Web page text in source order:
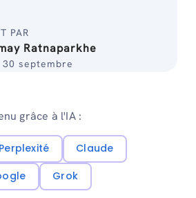
PAR
Ratnaparkhe
30 septembre
grâce à l'IA :
Perplexité
Claude
Grok